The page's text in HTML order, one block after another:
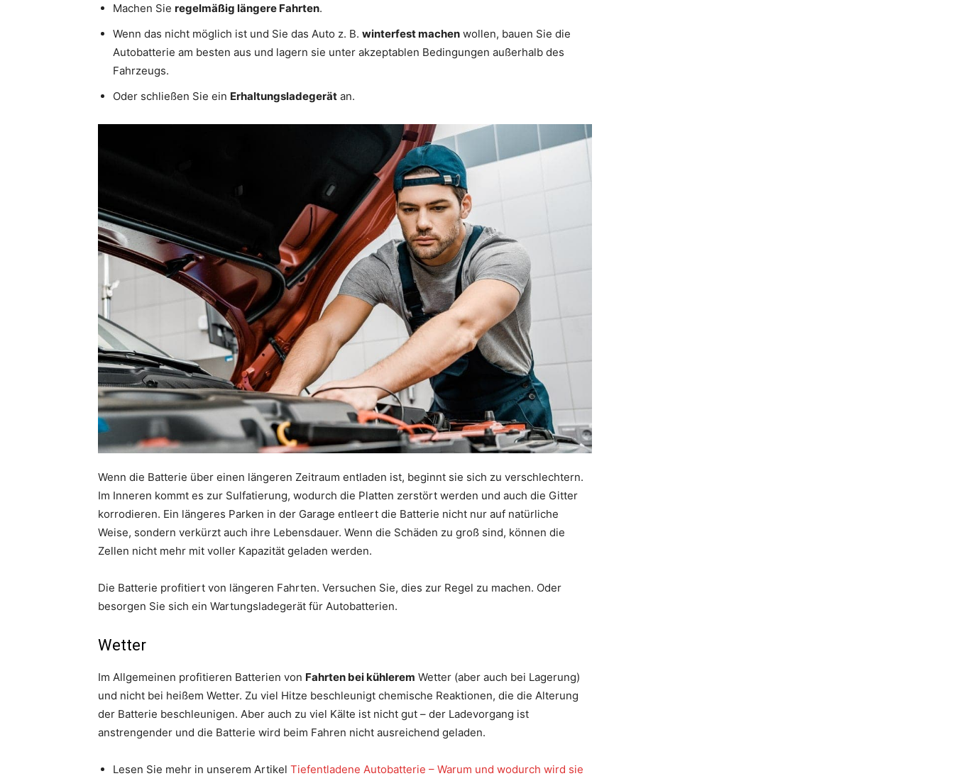
Machen Sie regelmäßig längere Fahrten.
Wenn das nicht möglich ist und Sie das Auto z. B. winterfest machen wollen, bauen Sie die
Autobatterie am besten aus und lagern sie unter akzeptablen Bedingungen außerhalb des
Fahrzeugs.
Oder schließen Sie ein Erhaltungsladegerät an.
Wenn die Batterie über einen längeren Zeitraum entladen ist, beginnt sie sich zu verschlechtern.
Im Inneren kommt es zur Sulfatierung, wodurch die Platten zerstört werden und auch die Gitter
korrodieren. Ein längeres Parken in der Garage entleert die Batterie nicht nur auf natürliche
Weise, sondern verkürzt auch ihre Lebensdauer. Wenn die Schäden zu groß sind, können die
Zellen nicht mehr mit voller Kapazität geladen werden.
Die Batterie profitiert von längeren Fahrten. Versuchen Sie, dies zur Regel zu machen. Oder
besorgen Sie sich ein Wartungsladegerät für Autobatterien.
Wetter
Im Allgemeinen profitieren Batterien von Fahrten bei kühlerem Wetter (aber auch bei Lagerung)
und nicht bei heißem Wetter. Zu viel Hitze beschleunigt chemische Reaktionen, die die Alterung
der Batterie beschleunigen. Aber auch zu viel Kälte ist nicht gut – der Ladevorgang ist
anstrengender und die Batterie wird beim Fahren nicht ausreichend geladen.
Lesen Sie mehr in unserem Artikel Tiefentladene Autobatterie – Warum und wodurch wird sie